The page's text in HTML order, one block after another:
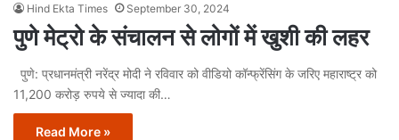
Hind Ekta Times September 30, 2024
पुणे मेट्रो के संचालन से लोगों में खुशी की लहर
पुणे: प्रधानमंत्री नरेंद्र मोदी ने रविवार को वीडियो कॉन्फ्रेंसिंग के जरिए महाराष्ट्र को
11,200 करोड़ रुपये से ज्यादा की…
Read More »